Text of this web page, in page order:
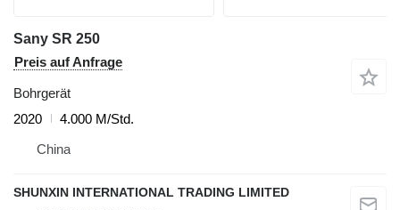
Sany SR 250
Preis auf Anfrage
Bohrgerät
2020
4.000 M/Std.
China
SHUNXIN INTERNATIONAL TRADING LIMITED